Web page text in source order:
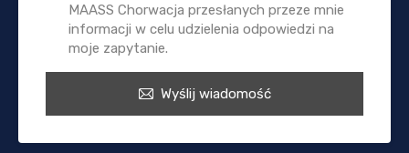
MAASS Chorwacja przesłanych przeze mnie
informacji w celu udzielenia odpowiedzi na
moje zapytanie.
Wyślij wiadomość